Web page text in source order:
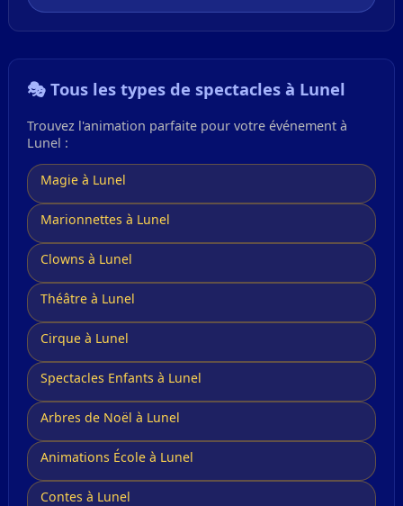
🎭 Tous les types de spectacles à Lunel
Trouvez l'animation parfaite pour votre événement à
Lunel :
Magie à Lunel
Marionnettes à Lunel
Clowns à Lunel
Théâtre à Lunel
Cirque à Lunel
Spectacles Enfants à Lunel
Arbres de Noël à Lunel
Animations École à Lunel
Contes à Lunel